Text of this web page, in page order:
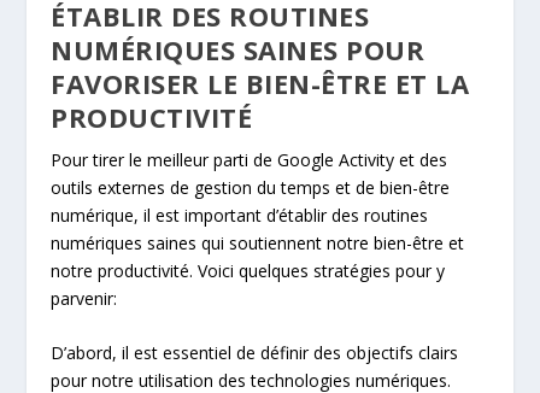
ÉTABLIR DES ROUTINES
NUMÉRIQUES SAINES POUR
FAVORISER LE BIEN-ÊTRE ET LA
PRODUCTIVITÉ
Pour tirer le meilleur parti de Google Activity et des
outils externes de gestion du temps et de bien-être
numérique, il est important d’établir des routines
numériques saines qui soutiennent notre bien-être et
notre productivité. Voici quelques stratégies pour y
parvenir:
D’abord, il est essentiel de définir des objectifs clairs
pour notre utilisation des technologies numériques.